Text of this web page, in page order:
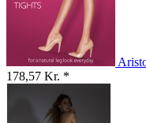
178,57 Kr. *